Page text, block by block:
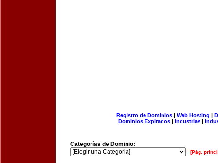
Registro de Dominios| Web Hosting |
Dominios Expirados | Industrias |
Categorías de Dominio:
[Pág.